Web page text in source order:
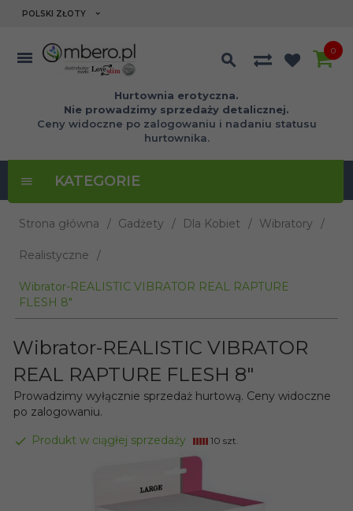
currency_h
POLSKI ZŁOTY
Hurtownia erotyczna.
Nie prowadzimy sprzedaży detalicznej.
Ceny widoczne po zalogowaniu i nadaniu statusu
hurtownika.
0
KATEGORIE
Strona główna Gadżety Dla Kobiet Wibratory
Realistyczne
Wibrator-REALISTIC VIBRATOR REAL RAPTURE
FLESH 8"
Wibrator-REALISTIC VIBRATOR
REAL RAPTURE FLESH 8"
Prowadzimy wyłącznie sprzedaż hurtową. Ceny widoczne
po zalogowaniu.
Produkt w ciągłej sprzedaży 10 szt.